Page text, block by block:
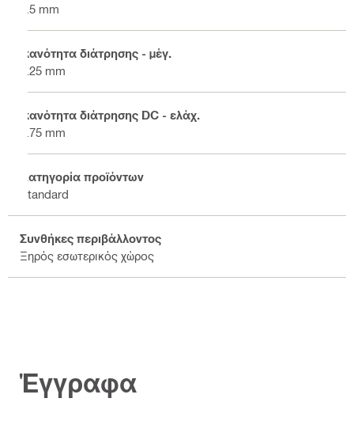
3.5 mm
Ικανότητα διάτρησης - μέγ.
2.25 mm
Ικανότητα διάτρησης DC - ελάχ.
0.75 mm
Κατηγορία προϊόντων
Standard
Συνθήκες περιβάλλοντος
Ξηρός εσωτερικός χώρος
Έγγραφα